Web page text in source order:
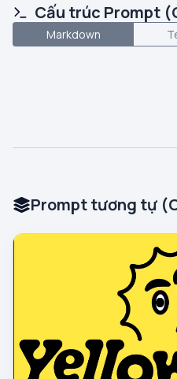
Cấu trúc Prompt
Markdown
Prompt tương tự